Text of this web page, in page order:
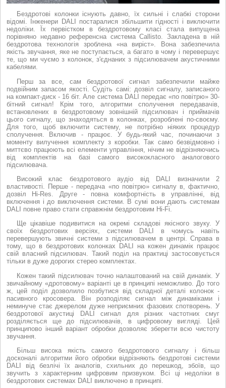
Бездротові колонки існують давно, їх сильні і слабкі сторони
відомі. Інженери DALI постаралися збільшити гідності і виключити
недоліки. Їх первістком в бездротовому класі стала випущена
порівняно недавно референсна система Callisto. Закладена в ній
бездротова технологія зроблена «на виріст». Вона забезпечила
якість звучання, яке не поступається, а багато в чому і перевершує
те, що ми чуємо з колонок, з'єднаних з підсилювачем акустичними
кабелями.
Перш за все, сам бездротової сигнал забезпечили майже
подвійним запасом якості. Судіть самі: дозвіл сигналу, записаного
на компакт-диск - 16 біт. Але система DALI передає «по повітрю» 30-
бітний сигнал! Крім того, алгоритми сполучення передавачів,
встановлених в бездротовому зовнішній підсилювач і приймачів
цього сигналу, що знаходяться в колонках, розроблені по-своєму.
Для того, щоб включити систему, не потрібно ніяких процедур
сполучення. Включив - працює. У будь-який час, починаючи з
моменту вилучення комплекту з коробки. Так само безвідмовно і
миттєво працюють всі елементи управління, нічим не відрізняючись
від комплектів на базі самого висококласного аналогового
підсилювача.
Високий клас бездротового аудіо від DALI визначили 2
властивості. Перше - передача «по повітрю» сигналу в, фактично,
дозвіл Hi-Res. Друге - повна комфортність в управлінні, від
включення і до виключення системи. В сумі вони дають системам
DALI повне право стати справжнім бездротовим Hi-Fi.
Ще цікавіше подивитися на окремі складові якісного звуку. У
своїх бездротових версіях, системи DALI в чомусь навіть
перевершують звичні системи з підсилювачем в центрі. Справа в
тому, що в бездротових колонках DALI на кожен динамік працює
свій власний підсилювач. Такий поділ на практиці застосовується
тільки в дуже дорогих стерео комплектах.
Кожен такий підсилювач точно налаштований на свій динамік. У
звичайному «дротовому» варіанті це в принципі неможливо. До того
ж, цей поділ дозволило позбутися від складної деталі колонок -
пасивного кросовера. Він розподіляє сигнал між динаміками і
неминуче стає джерелом дуже неприємних фазових спотворень. У
бездротової акустиці DALI сигнал для різних частотних смуг
розділяється ще до підсилювачів, в цифровому вигляді. Цей
принципово інший варіант обробки дозволяє зберегти всю чистоту
звучання.
Більш висока якість самого бездротового сигналу і більш
досконалі алгоритми його обробки відрізняють бездротові системи
DALI від безлічі їх аналогів, схильних до перешкод, збоїв, що
звучить з характерним цифровим призвуком. Всі ці недоліки в
бездротових системах DALI виключено в принципі.